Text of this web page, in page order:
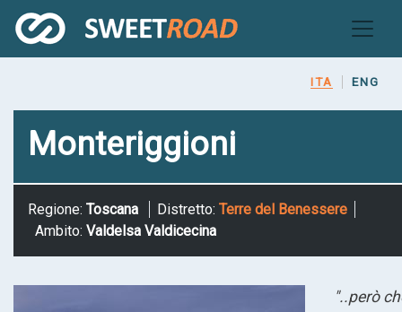
al
contenuto
ITA ENG
Monteriggioni
Regione: Toscana Distretto: Terre del Benessere
Ambito: Valdelsa Valdicecina
"..però